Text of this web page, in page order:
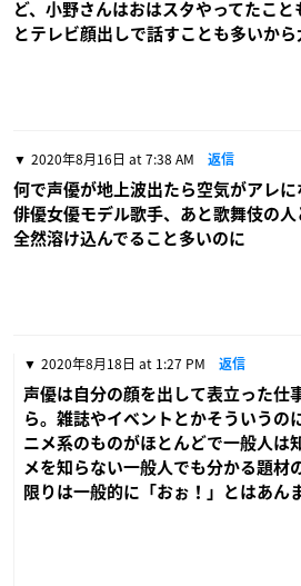
ど、小野さんはおはスタやってたこと
とテレビ顔出しで話すことも多いか
2020年8月16日 at 7:38 AM 返信
何で声優が地上波出たら空気がアレに
俳優女優モデル歌手、あと歌舞伎の
全然溶け込んでること多いのに
2020年8月18日 at 1:27 PM 返信
声優は自分の顔を出して表立った仕
ら。雑誌やイベントとかそういうの
ニメ系のものがほとんどで一般人は
メを知らない一般人でも分かる題材
限りは一般的に「おぉ！」とはあん